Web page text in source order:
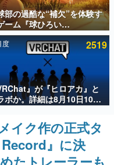
ジビュー数万以上！ などな
電ファミ渾身の“殿堂入り”記
々に製作時のエピソードをお
ーム）とは何か？を探ってい
部の過酷な“補欠”を体験す
ーム『球ひろい
』が「1件」のウィッ
リストをもとにチェコ語に
しSNSで話題に。『キング
・カム』開発元やチェコの
野球選手から称賛の声
度 2519
』が『ヒロアカ』と
ボか。詳細は8月10日10時
「Anique | アニーク」公式
イク作の正式タ
』に決
たトレーラーも